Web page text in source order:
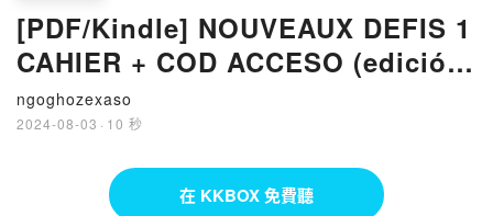
[PDF/Kindle] NOUVEAUX DEFIS 1
CAHIER + COD ACCESO (edición
en francés) descargar gratis
ngoghozexaso
2024-08-03 · 10 秒
在 KKBOX 免費聽